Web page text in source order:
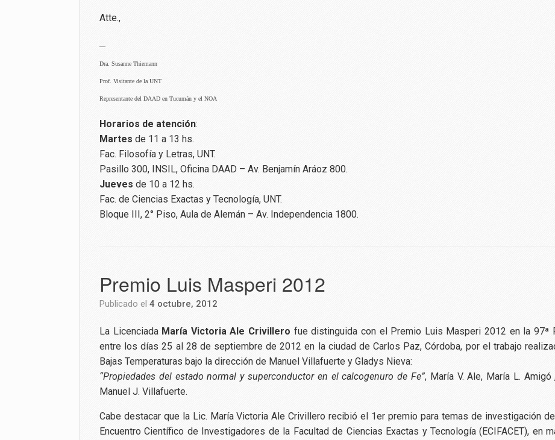
Atte.,
—
Dra. Susanne Thiemann
Prof. Visitante de la UNT
Representante del DAAD en Tucumán y el NOA
Horarios de atención:
Martes de 11 a 13 hs.
Fac. Filosofía y Letras, UNT.
Pasillo 300, INSIL, Oficina DAAD – Av. Benjamín Aráoz 800.
Jueves de 10 a 12 hs.
Fac. de Ciencias Exactas y Tecnología, UNT.
Bloque III, 2° Piso, Aula de Alemán – Av. Independencia 1800.
Premio Luis Masperi 2012
Publicado el 4 octubre, 2012
La Licenciada María Victoria Ale Crivillero fue distinguida con el Premio Luis Masperi 2012 en la 97ª
entre los días 25 al 28 de septiembre de 2012 en la ciudad de Carlos Paz, Córdoba, por el trabajo
Bajas Temperaturas bajo la dirección de Manuel Villafuerte y Gladys Nieva:
“Propiedades del estado normal y superconductor en el calcogenuro de Fe”, María V. Ale, María L.
Manuel J. Villafuerte.
Cabe destacar que la Lic. María Victoria Ale Crivillero recibió el 1er premio para temas de investigación
Encuentro Científico de Investigadores de la Facultad de Ciencias Exactas y Tecnología (ECIFACET), en